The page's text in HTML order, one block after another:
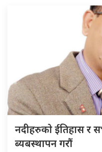
नदीहरुकाे ईतिहास र
ब्यबस्थापन गराैं